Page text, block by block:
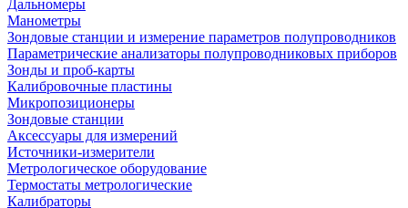
Дальномеры
Манометры
Зондовые станции и измерение параметров полупроводников
Параметрические анализаторы полупроводниковых приборов
Зонды и проб-карты
Калибровочные пластины
Микропозиционеры
Зондовые станции
Аксессуары для измерений
Источники-измерители
Метрологическое оборудование
Термостаты метрологические
Калибраторы